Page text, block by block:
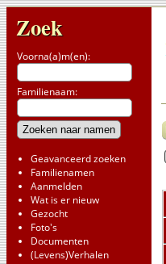
Zoek
Voorna(a)m(en):
Familienaam:
Geavanceerd zoeken
Familienamen
Aanmelden
Wat is er nieuw
Gezocht
Foto's
Documenten
(Levens)Verhalen